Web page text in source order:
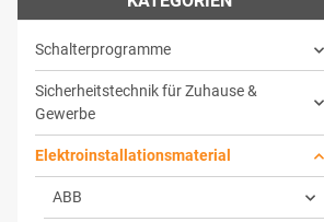
Schalterprogramme
Sicherheitstechnik für Zuhause &
Gewerbe
Elektroinstallationsmaterial
ABB